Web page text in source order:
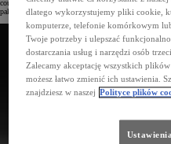
coupé japońskiej marki – GR86 Yuzu Special
pakietem GT4. Samochody te nie będą niestety
dlatego wykorzystujemy pliki cookie,
komputerze, telefonie komórkowym
Twoje potrzeby i ulepszać
dostarczania usług i narzędzi osób
Zalecamy akceptację wszystkich
możesz łatwo zmienić ich ustawienia.
znajdziesz w naszej Polityce plików